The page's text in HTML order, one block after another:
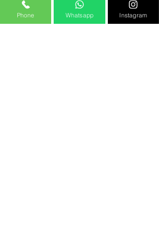
Phone Whatsapp Instagram